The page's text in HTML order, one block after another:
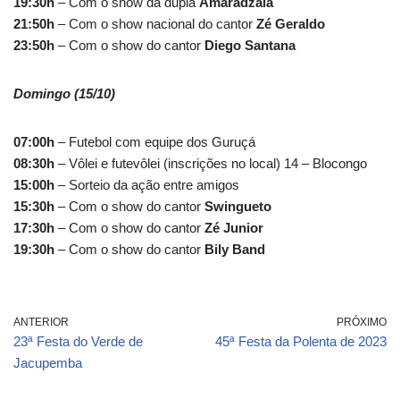
21:50h – Com o show nacional do cantor Zé Geraldo
23:50h – Com o show do cantor Diego Santana
Domingo (15/10)
07:00h – Futebol com equipe dos Guruçá
08:30h – Vôlei e futevôlei (inscrições no local) 14 – Blocongo
15:00h – Sorteio da ação entre amigos
15:30h – Com o show do cantor Swingueto
17:30h – Com o show do cantor Zé Junior
19:30h – Com o show do cantor Bily Band
ANTERIOR
23ª Festa do Verde de
Jacupemba
PRÓXIMO
45ª Festa da Polenta de 2023